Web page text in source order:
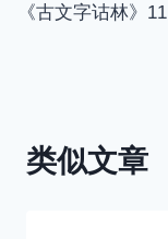
章
《古文字诂林》11
类似文章